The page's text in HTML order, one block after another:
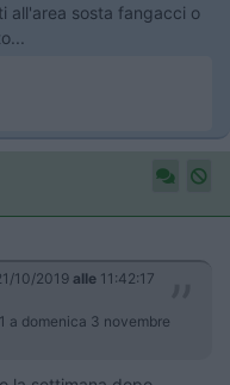
all'area sosta fangacci o
10/2019alle 11:42:17
a domenica 3 novembre